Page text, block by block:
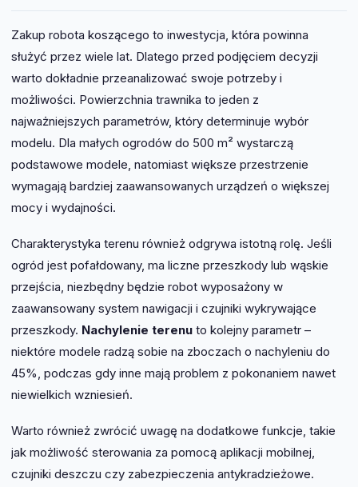
Zakup robota koszącego to inwestycja, która powinna
służyć przez wiele lat. Dlatego przed podjęciem decyzji
warto dokładnie przeanalizować swoje potrzeby i
możliwości. Powierzchnia trawnika to jeden z
najważniejszych parametrów, który determinuje wybór
modelu. Dla małych ogrodów do 500 m² wystarczą
podstawowe modele, natomiast większe przestrzenie
wymagają bardziej zaawansowanych urządzeń o większej
mocy i wydajności.
Charakterystyka terenu również odgrywa istotną rolę. Jeśli
ogród jest pofałdowany, ma liczne przeszkody lub wąskie
przejścia, niezbędny będzie robot wyposażony w
zaawansowany system nawigacji i czujniki wykrywające
przeszkody. Nachylenie terenu to kolejny parametr –
niektóre modele radzą sobie na zboczach o nachyleniu do
45%, podczas gdy inne mają problem z pokonaniem nawet
niewielkich wzniesień.
Warto również zwrócić uwagę na dodatkowe funkcje, takie
jak możliwość sterowania za pomocą aplikacji mobilnej,
czujniki deszczu czy zabezpieczenia antykradzieżowe.